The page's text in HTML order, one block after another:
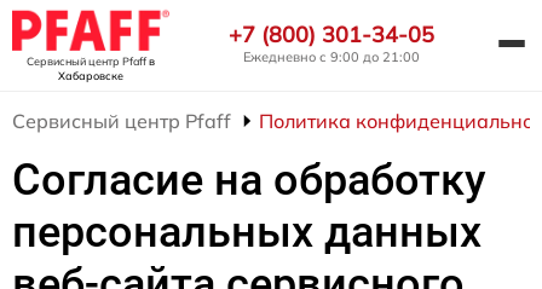
Сервисный центр Pfaffв
Хабаровске
+7 (800) 301-34-05
Ежедневно с 9:00 до 21:00
Сервисный центр Pfaff Политика
Согласие на обработку
персональных данных